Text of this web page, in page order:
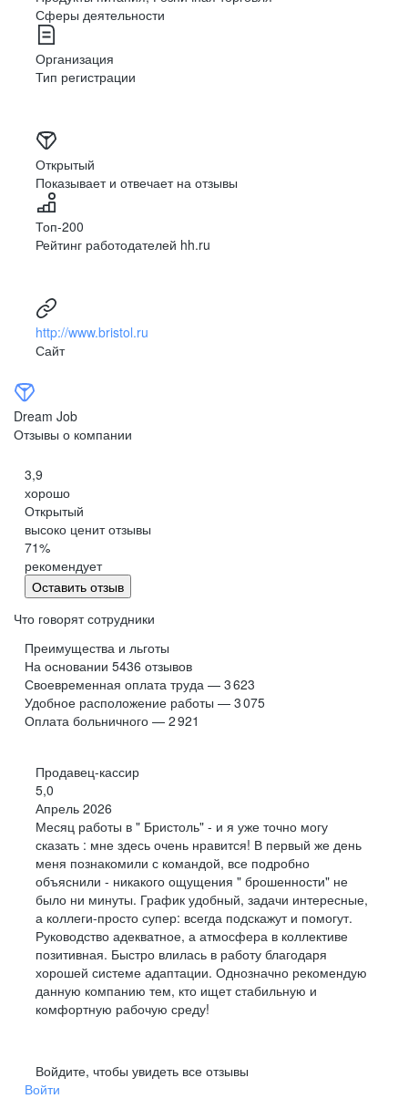
Забота
и поддержка
Мы ценим мнение наших сотрудников и создаём
комфортные условия для работы, независимо
от их должности и местонахождения.
Мы поддерживаем наших коллег в трудных
ситуациях, а в случае переезда в другой город
помогаем найти им подходящее рабочее место
внутри компании с учётом их предпочтений.
Сферы деятельности
Организация
Тип регистрации
Открытый
Показывает и отвечает на отзывы
Топ-200
Рейтинг работодателей hh.ru
http://www.bristol.ru
Сайт
Dream Job
Отзывы о компании
3,9
хорошо
Открытый
высоко ценит отзывы
71%
рекомендует
Оставить отзыв
Что говорят сотрудники
Преимущества и льготы
На основании 5436 отзывов
Своевременная оплата труда — 3 623
Удобное расположение работы — 3 075
Оплата больничного — 2 921
Продавец-кассир
5,0
Апрель 2026
Месяц работы в " Бристоль" - и я уже точно могу
сказать : мне здесь очень нравится! В первый же день
меня познакомили с командой, все подробно
объяснили - никакого ощущения " брошенности" не
было ни минуты. График удобный, задачи интересные,
а коллеги-просто супер: всегда подскажут и помогут.
Руководство адекватное, а атмосфера в коллективе
позитивная. Быстро влилась в работу благодаря
хорошей системе адаптации. Однозначно рекомендую
данную компанию тем, кто ищет стабильную и
комфортную рабочую среду!
Войдите, чтобы увидеть все отзывы
Войти